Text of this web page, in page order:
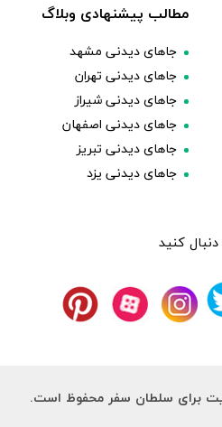
مطالب پیشنهادی وبلاگ
جاهای دیدنی مشهد
جاهای دیدنی تهران
جاهای دیدنی شیراز
جاهای دیدنی اصفهان
جاهای دیدنی تبریز
جاهای دیدنی یزد
دنبال کنید
برای سلطان سفر محفوظ است.